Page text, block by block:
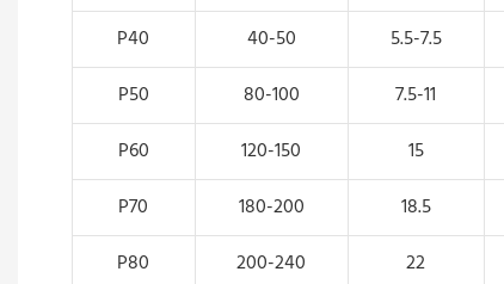
P40 40-50 5.5-7.5
P50
80-100 7.5-11
P60
120-150 15
P70
180-200 18.5
P80
200-240 22